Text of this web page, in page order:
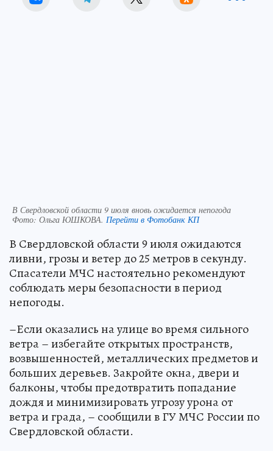
В Свердловской области 9 июля вновь ожидается непогода
Фото: Ольга ЮШКОВА. Перейти в Фотобанк КП
В Свердловской области 9 июля ожидаются
ливни, грозы и ветер до 25 метров в секунду.
Спасатели МЧС настоятельно рекомендуют
соблюдать меры безопасности в период
непогоды.
–Если оказались на улице во время сильного
ветра – избегайте открытых пространств,
возвышенностей, металлических предметов и
больших деревьев. Закройте окна, двери и
балконы, чтобы предотвратить попадание
дождя и минимизировать угрозу урона от
ветра и града, – сообщили в ГУ МЧС России по
Свердловской области.